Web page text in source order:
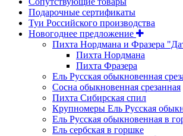
Подарочные сертификаты
Туи Российского производства
Новогоднее предложение
Пихта Нордмана и Фразера
Пихта Нордмана
Пихта Фразера
Ель Русская обыкновенная
Сосна обыкновенная срезанная
Пихта Сибирская спил
Крупномеры Ель Русская
Ель Русская обыкновенная в
Ель сербская в горшке